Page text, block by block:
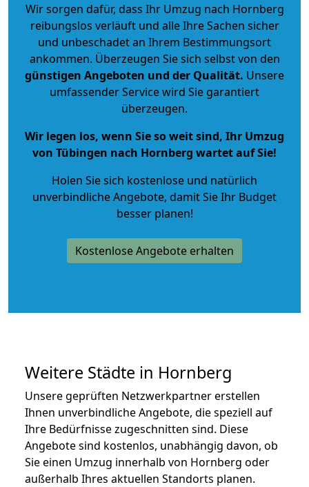
Wir sorgen dafür, dass Ihr Umzug nach Hornberg
reibungslos verläuft und alle Ihre Sachen sicher
und unbeschadet an Ihrem Bestimmungsort
ankommen. Überzeugen Sie sich selbst von den
günstigen Angeboten und der Qualität. Unsere
umfassender Service wird Sie garantiert
überzeugen.
Wir legen los, wenn Sie so weit sind, Ihr Umzug
von Tübingen nach Hornberg wartet auf Sie!
Holen Sie sich kostenlose und natürlich
unverbindliche Angebote, damit Sie Ihr Budget
besser planen!
Kostenlose Angebote erhalten
Weitere Städte in Hornberg
Unsere geprüften Netzwerkpartner erstellen
Ihnen unverbindliche Angebote, die speziell auf
Ihre Bedürfnisse zugeschnitten sind. Diese
Angebote sind kostenlos, unabhängig davon, ob
Sie einen Umzug innerhalb von Hornberg oder
außerhalb Ihres aktuellen Standorts planen.